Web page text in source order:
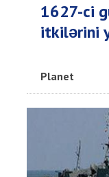
1627-ci
itkilərini
Planet